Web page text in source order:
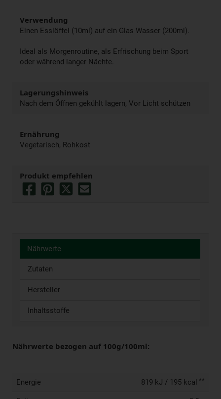
Verwendung
Einen Esslöffel (10ml) auf ein Glas Wasser (200ml).
Ideal als Morgenroutine, als Erfrischung beim Sport
oder während langer Nächte.
Lagerungshinweis
Nach dem Öffnen gekühlt lagern, Vor Licht schützen
Ernährung
Vegetarisch, Rohkost
Produkt empfehlen
Nährwerte
Zutaten
Hersteller
Inhaltsstoffe
Nährwerte bezogen auf 100g/100ml:
Energie 819 kJ / 195 kcal **